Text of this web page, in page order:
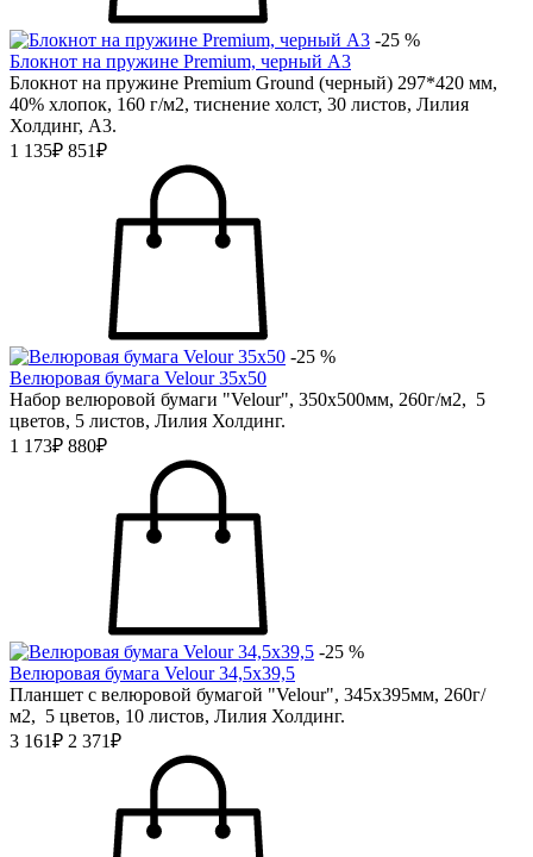
-25 %
Блокнот на пружине Premium, черный А3
Блокнот на пружине Premium Grоund (черный) 297*420 мм,
40% хлопок, 160 г/м2, тиснение холст, 30 листов, Лилия
Холдинг, А3.
1 135₽ 851₽
-25 %
Велюровая бумага Velour 35х50
Набор велюровой бумаги "Velour", 350х500мм, 260г/м2, 5
цветов, 5 листов, Лилия Холдинг.
1 173₽ 880₽
-25 %
Велюровая бумага Velour 34,5х39,5
Планшет с велюровой бумагой "Velour", 345х395мм, 260г/
м2, 5 цветов, 10 листов, Лилия Холдинг.
3 161₽ 2 371₽